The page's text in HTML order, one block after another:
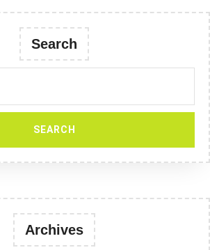
Search
Archives